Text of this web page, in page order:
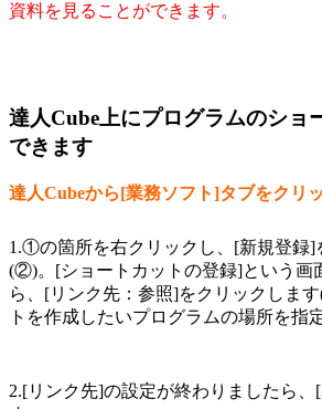
資料を見ることができます。
達人Cube上にプログラムのショ
できます
達人Cubeから[業務ソフト]タブをクリ
1.①の箇所を右クリックし、[新規登録]
(②)。[ショートカットの登録]という画
ら、[リンク先：参照]をクリックしま
トを作成したいプログラムの場所を指
2.[リンク先]の設定が終わりましたら、